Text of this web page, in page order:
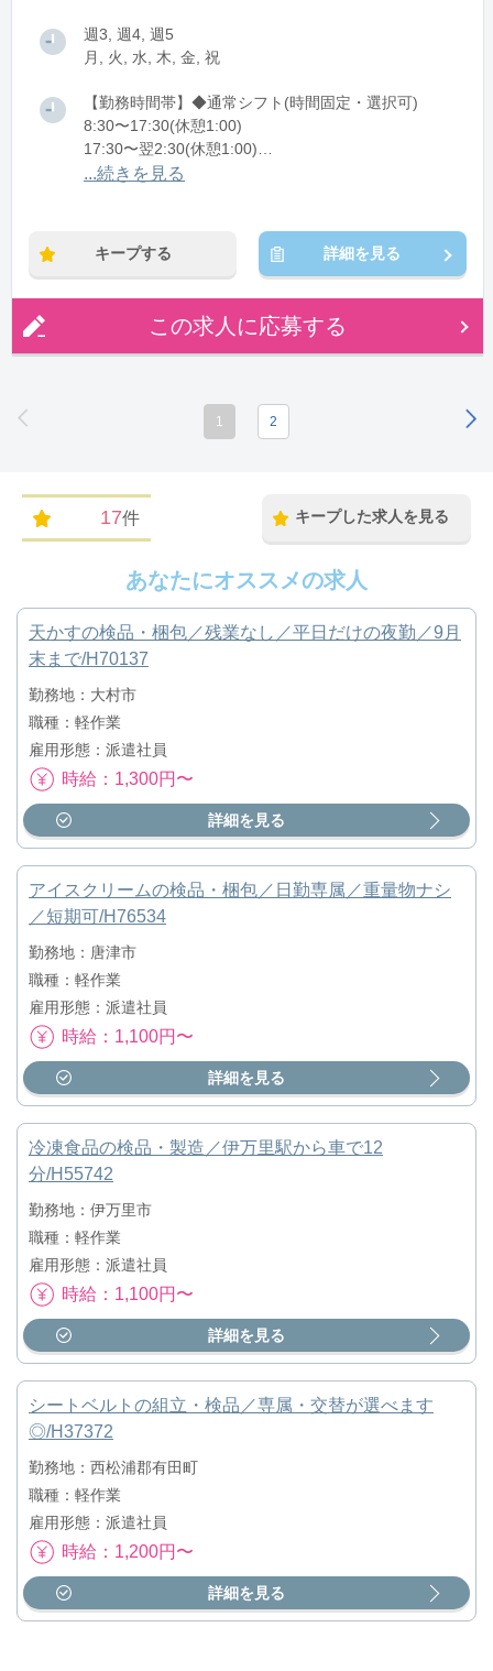
週3, 週4, 週5
月, 火, 水, 木, 金, 祝
【勤務時間帯】◆通常シフト(時間固定・選択可)
8:30〜17:30(休憩1:00)
17:30〜翌2:30(休憩1:00)
...続きを見る
キープする 詳細を見る
この求人に応募する
1 2
17件 キープした求人を見る
あなたにオススメの求人
天かすの検品・梱包／残業なし／平日だけの夜勤／9月
末まで/H70137
勤務地：大村市
職種：軽作業
雇用形態：派遣社員
時給：1,300円〜
詳細を見る
アイスクリームの検品・梱包／日勤専属／重量物ナシ
／短期可/H76534
勤務地：唐津市
職種：軽作業
雇用形態：派遣社員
時給：1,100円〜
詳細を見る
冷凍食品の検品・製造／伊万里駅から車で12
分/H55742
勤務地：伊万里市
職種：軽作業
雇用形態：派遣社員
時給：1,100円〜
詳細を見る
シートベルトの組立・検品／専属・交替が選べます
◎/H37372
勤務地：西松浦郡有田町
職種：軽作業
雇用形態：派遣社員
時給：1,200円〜
詳細を見る